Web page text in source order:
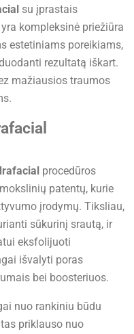
su įprastais
kompleksinė priežiūra
estetiniams poreikiams,
rezultatą iškart.
mažiausios traumos
procedūros
patentų, kurie
įrodymų. Tiksliau,
sūkurinį srautą, ir
eksfolijuoti
išvalyti poras
bei boosteriuos.
nuo rankiniu būdu
priklauso nuo